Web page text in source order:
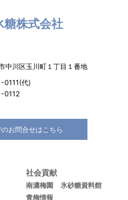
糖株式会社
中川区玉川町１丁目１番地
0111(代)
0112
のお問合せはこちら
社会貢献
南濃梅園
氷砂糖資料館
青梅情報